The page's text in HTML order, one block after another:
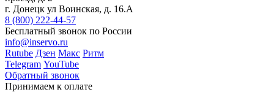
г. Донецк ул Воинская, д. 16.А
8 (800) 222-44-57
Бесплатный звонок по России
info@inservo.ru
Rutube Дзен Макс Ритм
Telegram YouTube
Обратный звонок
Принимаем к оплате